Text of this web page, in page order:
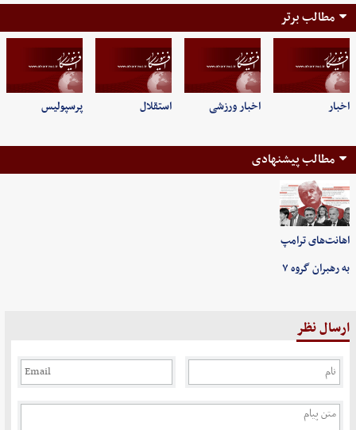
مطالب برتر
اخبار اخبار ورزشی استقلال پرسپولیس
مطالب پیشنهادی
اهانت‌های ترامپ
به رهبران گروه ۷
ارسال نظر